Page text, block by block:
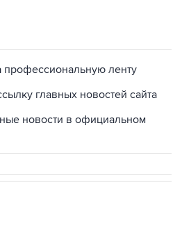
профессиональную ленту
главных новостей сайта
новости в официальном